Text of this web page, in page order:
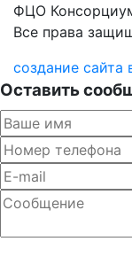
ФЦО
Все права
создание сайта
Оставить